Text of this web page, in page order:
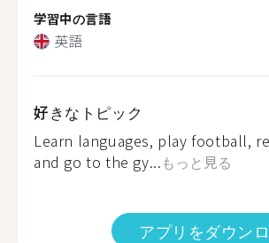
学習中の言語
英語
好きなトピック
Learn languages, play football,
and go to the gy...もっと見る
アプリをダウン